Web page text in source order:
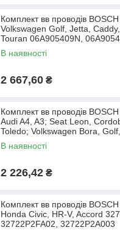
Комплект вв проводів
Volkswagen Golf, Jetta,
Touran 06A905409N,
06B905433A
В наявності
2 667,60 ₴
Комплект вв проводів
Audi A4, A3; Seat Leon,
Toledo; Volkswagen Bora,
В наявності
2 226,42 ₴
Комплект вв проводів
Honda Civic, HR-V, Accord
32722P2FA02, 32722P2A003